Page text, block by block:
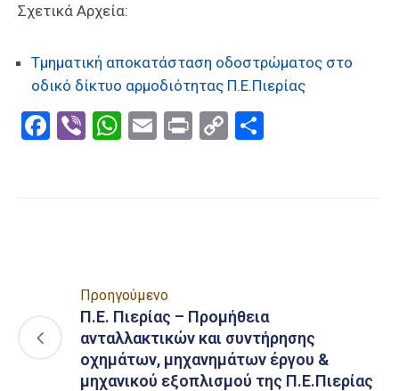
Σχετικά Αρχεία:
Τμηματική αποκατάσταση οδοστρώματος στο
οδικό δίκτυο αρμοδιότητας Π.Ε.Πιερίας
Facebook
ViberWhatsApp
EmailPrintCopy
Προηγούμενο
Π.Ε. Πιερίας – Προμήθεια
ανταλλακτικών και συντήρησης
οχημάτων, μηχανημάτων έργου &
μηχανικού εξοπλισμού της Π.Ε.Πιερίας